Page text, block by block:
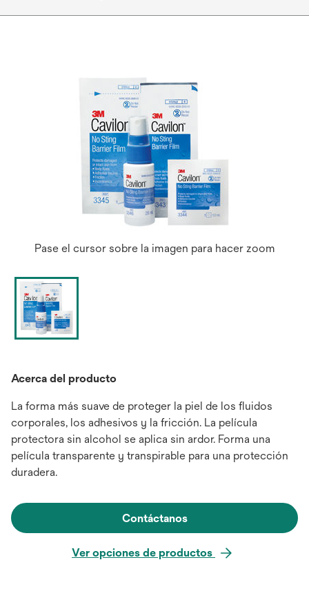
Pase el cursor sobre la imagen para hacer zoom
Acerca del producto
La forma más suave de proteger la piel de los fluidos
corporales, los adhesivos y la fricción. La película
protectora sin alcohol se aplica sin ardor. Forma una
película transparente y transpirable para una protección
duradera.
Contáctanos
Ver opciones de productos